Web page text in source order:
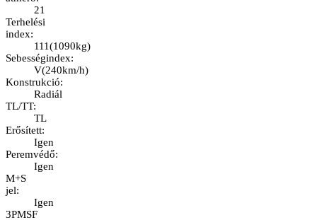
21
Terhelési
index:
111(1090kg)
Sebességindex:
V(240km/h)
Konstrukció:
Radiál
TL/TT:
TL
Erősített:
Igen
Peremvédő:
Igen
M+S
jel:
Igen
3PMSF